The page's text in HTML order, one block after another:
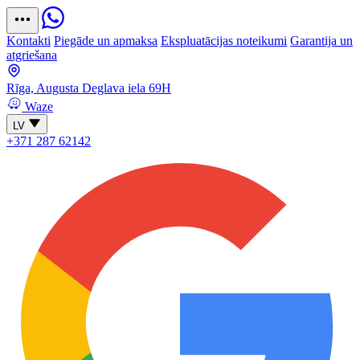
Kontakti Piegāde un apmaksa Ekspluatācijas noteikumi Garantija un
atgriešana
Rīga, Augusta Deglava iela 69H
Waze
LV
+371 287 62142